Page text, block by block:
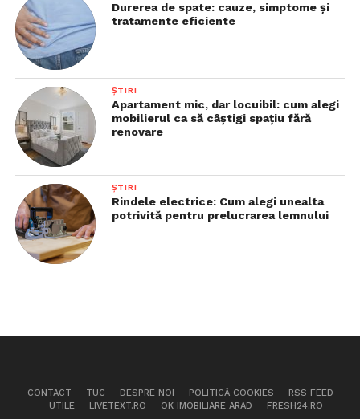
Durerea de spate: cauze, simptome și
tratamente eficiente
ȘTIRI
Apartament mic, dar locuibil: cum alegi
mobilierul ca să câștigi spațiu fără
renovare
ȘTIRI
Rindele electrice: Cum alegi unealta
potrivită pentru prelucrarea lemnului
CONTACT TUC DESPRE NOI POLITICĂ COOKIES
RSS FEED
UTILE
LIVETEXT.RO OK IMOBILIARE ARAD FRESH24.RO